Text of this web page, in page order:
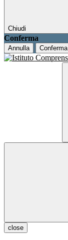
Chiudi
Conferma
Annulla Conferma
close